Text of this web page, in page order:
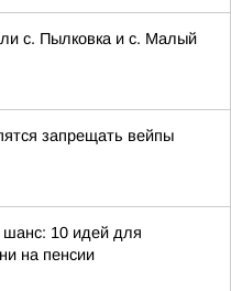
с. Пылковка и с. Малый
запрещать вейпы
шанс: 10 идей для
на пенсии